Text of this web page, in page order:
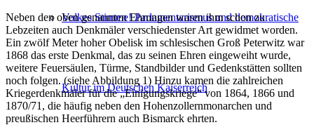
Volkes Stimme! Parlamentarismus und demokratische
Kultur im Deutschen Kaiserreich
Neben den oben genannten Ehrungen waren ihm schon zu
Lebzeiten auch Denkmäler verschiedenster Art gewidmet worden.
Ein zwölf Meter hoher Obelisk im schlesischen Groß Peterwitz war
1868 das erste Denkmal, das zu seinen Ehren eingeweiht wurde,
weitere Feuersäulen, Türme, Standbilder und Gedenkstätten sollten
noch folgen. (siehe Abbildung 1) Hinzu kamen die zahlreichen
Kriegerdenkmäler für die „Einigungskriege“ von 1864, 1866 und
1870/71, die häufig neben den Hohenzollernmonarchen und
preußischen Heerführern auch Bismarck ehrten.